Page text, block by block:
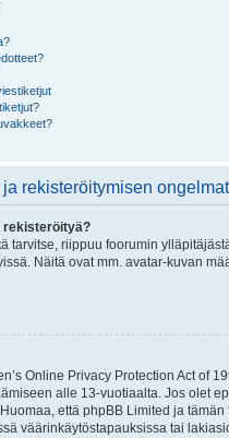
rekisteröitymisen ongelmat
rekisteröityä?
tarvitse, riippuu foorumin
Näitä ovat mm. avatar-kuvan
Online Privacy Protection Act of
alle 13-vuotiaalta. Jos olet
että phpBB Limited ja
väärinkäytöstapauksissa tai